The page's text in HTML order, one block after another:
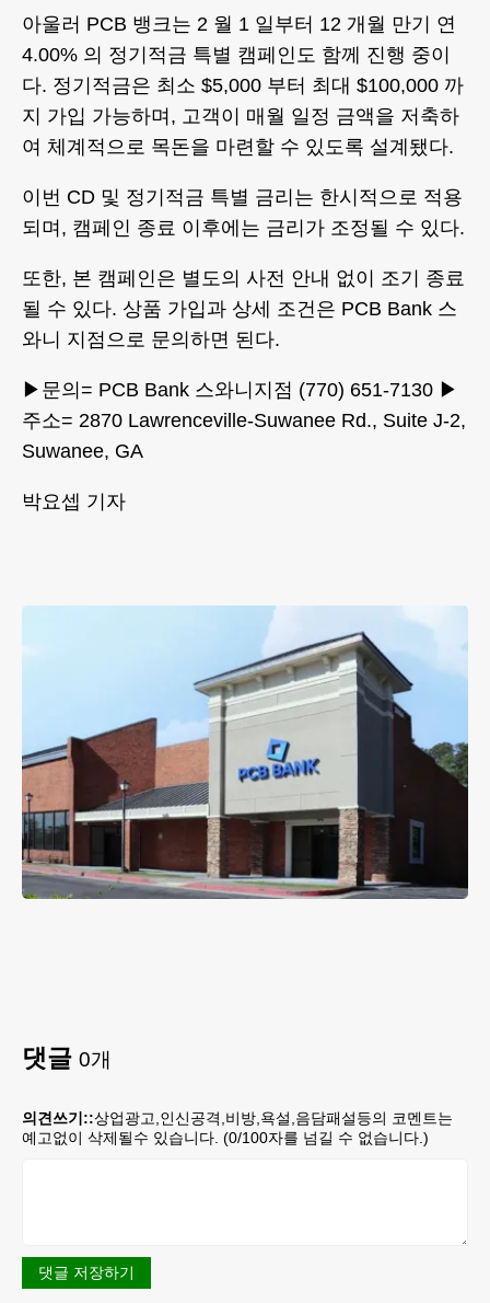
아울러 PCB 뱅크는 2 월 1 일부터 12 개월 만기 연
4.00% 의 정기적금 특별 캠페인도 함께 진행 중이
다. 정기적금은 최소 $5,000 부터 최대 $100,000 까
지 가입 가능하며, 고객이 매월 일정 금액을 저축하
여 체계적으로 목돈을 마련할 수 있도록 설계됐다.
이번 CD 및 정기적금 특별 금리는 한시적으로 적용
되며, 캠페인 종료 이후에는 금리가 조정될 수 있다.
또한, 본 캠페인은 별도의 사전 안내 없이 조기 종료
될 수 있다. 상품 가입과 상세 조건은 PCB Bank 스
와니 지점으로 문의하면 된다.
▶문의= PCB Bank 스와니지점 (770) 651-7130 ▶
주소= 2870 Lawrenceville-Suwanee Rd., Suite J-2,
Suwanee, GA
박요셉 기자
댓글 0개
의견쓰기::상업광고,인신공격,비방,욕설,음담패설등의 코멘트는
예고없이 삭제될수 있습니다. (0/100자를 넘길 수 없습니다.)
댓글 저장하기